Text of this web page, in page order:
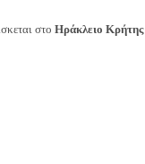
στο Ηράκλειο Κρήτης